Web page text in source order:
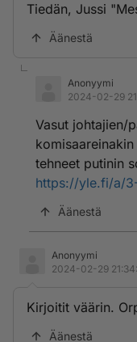
Tiedän, Jussi
Äänestä
Anonyymi
2024-02-29
Vasut johtajien/
tehneet putinin
https://yle.fi/a/
Äänestä
Anonyymi
2024-02-29
Kirjoitit väärin.
Äänestä